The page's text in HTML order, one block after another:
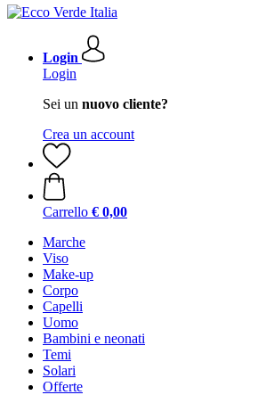
Login
Login
Sei un nuovo cliente?
Crea un account
Carrello € 0,00
Marche
Viso
Make-up
Corpo
Capelli
Uomo
Bambini e neonati
Temi
Solari
Offerte